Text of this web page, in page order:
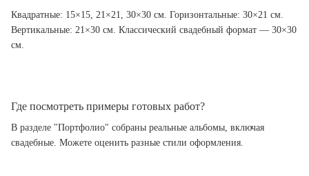
Квадратные: 15×15, 21×21, 30×30 см. Горизонтальные: 30×21 см.
Вертикальные: 21×30 см. Классический свадебный формат — 30×30
см.
Где посмотреть примеры готовых работ?
В разделе "Портфолио" собраны реальные альбомы, включая
свадебные. Можете оценить разные стили оформления.